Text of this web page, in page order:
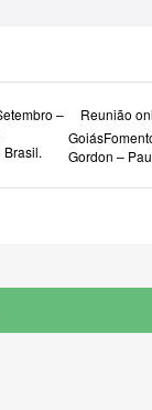
–
Brasil.
Reunião
Gordon –